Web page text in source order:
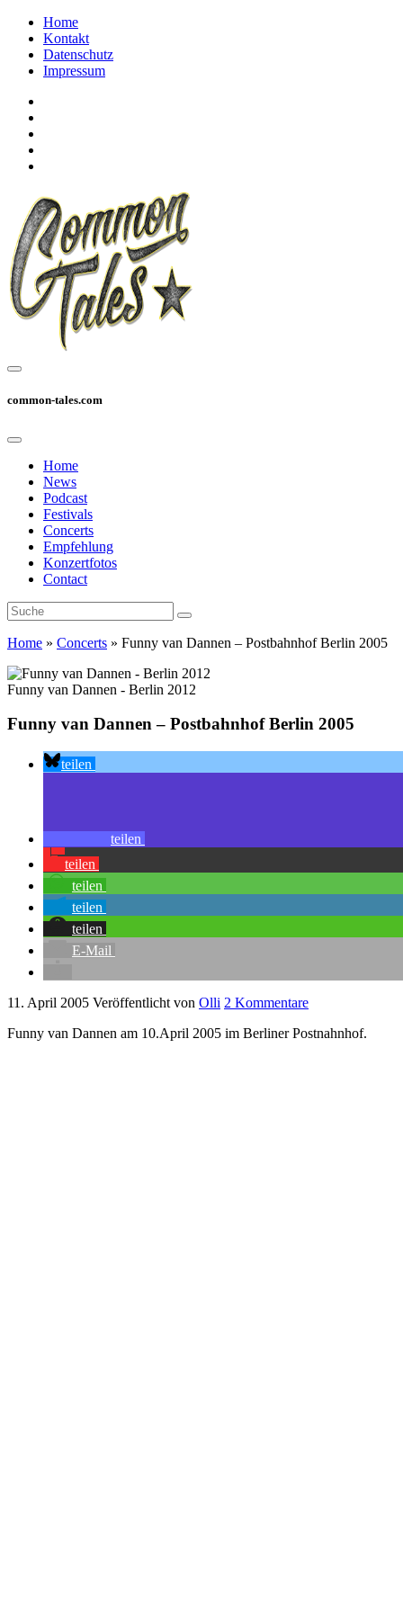
Home
Kontakt
Datenschutz
Impressum
common-tales.com
Home
News
Podcast
Festivals
Concerts
Empfehlung
Konzertfotos
Contact
Home » Concerts » Funny van Dannen – Postbahnhof Berlin 2005
Funny van Dannen - Berlin 2012
Funny van Dannen – Postbahnhof Berlin 2005
teilen
teilen
teilen
teilen
teilen
teilen
E-Mail
11. April 2005 Veröffentlicht von Olli 2 Kommentare
Funny van Dannen am 10.April 2005 im Berliner Postnahnhof.